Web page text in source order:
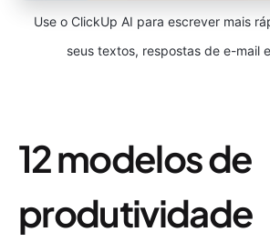
Use o ClickUp AI para escrever mais
seus textos, respostas de e-mail
12 modelos de
produtividade